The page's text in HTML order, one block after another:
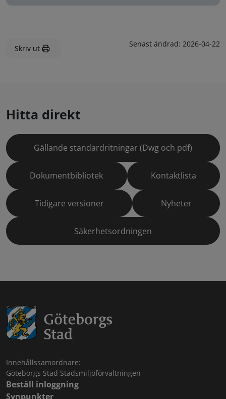
Skriv ut Senast ändrad: 2026-04-22
Hitta direkt
Gällande standardritningar (Dwg och pdf)
Dokumentbibliotek Kontaktlista
Tidigare versioner Nyheter
Säkerhetsordningen
Innehållssamordnare:
Göteborgs Stad Stadsmiljöförvaltningen
Beställ inloggning
Synpunkter